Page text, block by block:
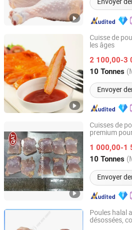
Cuisse de
les âges
2 100,00-3
10 Tonnes
Envoyer
Pintong International Trade
Shandong, China
Cuisses de
premium
1 000,00-1
10 Tonnes
Envoyer
QINGDAO ALLIANCE FOOD CORP.
Shandong, China
Poules halal
désossées,
QINGDAO YUM NEW GROUP CO.,